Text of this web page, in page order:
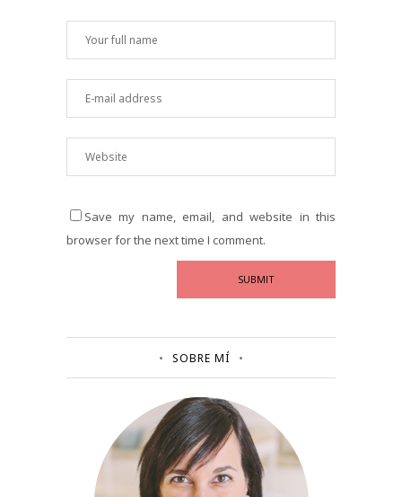
Save my name, email, and website in this
browser for the next time I comment.
SOBRE MÍ